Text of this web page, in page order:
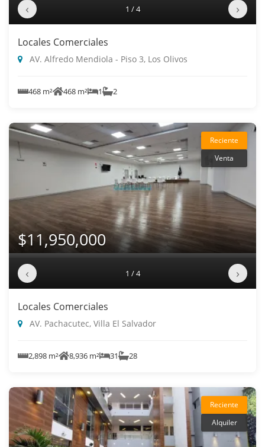
‹ 1 / 4 ›
Locales Comerciales
AV. Alfredo Mendiola - Piso 3, Los Olivos
468 m² 468 m² 1 2
Reciente
Venta
$11,950,000
‹ 1 / 4 ›
Locales Comerciales
AV. Pachacutec, Villa El Salvador
2,898 m² 8,936 m² 31 28
Reciente
Alquiler